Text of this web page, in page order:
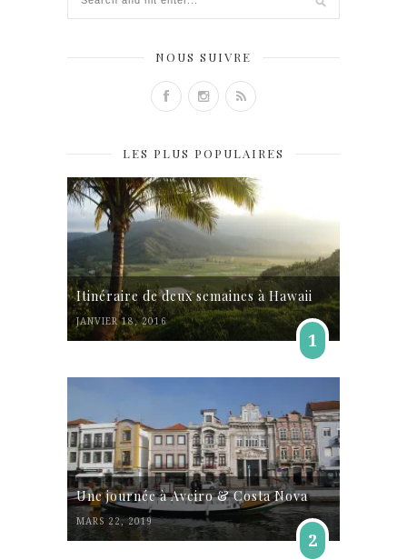
NOUS SUIVRE
LES PLUS POPULAIRES
Itinéraire de deux semaines à Hawaii
JANVIER 18, 2016
1
Une journée à Aveiro & Costa Nova
MARS 22, 2019
2